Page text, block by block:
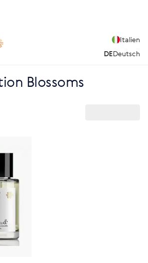
Italien
DEDeutsch
Blossoms